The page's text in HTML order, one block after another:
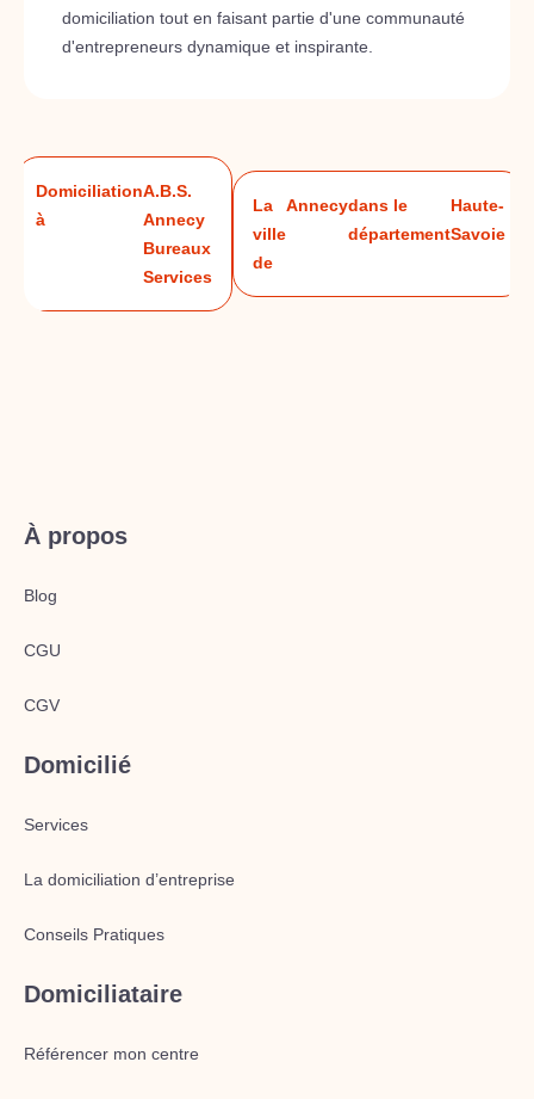
domiciliation tout en faisant partie d'une communauté
d'entrepreneurs dynamique et inspirante.
Domiciliation
à
A.B.S.
Annecy
Bureaux
Services
La
ville
de
Annecydans le
département
Haute-
Savoie
À propos
Blog
CGU
CGV
Domicilié
Services
La domiciliation d’entreprise
Conseils Pratiques
Domiciliataire
Référencer mon centre